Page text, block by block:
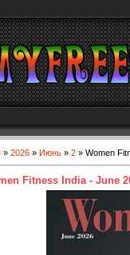
» 2026 » Июнь » 2 » Women
Fitness India - June